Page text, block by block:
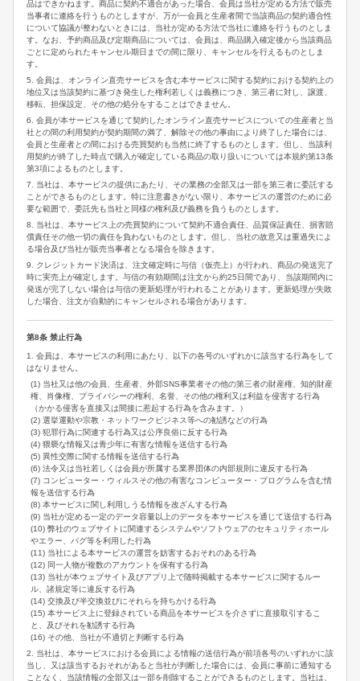
品はできかねます。商品に契約不適合があった場合、会員は当社が定める方法で販売
当事者に連絡を行うものとしますが、万が一会員と生産者間で当該商品の契約適合性
について協議が整わないときには、当社が定める方法で当社に連絡を行うものとしま
す。なお、予約商品及び定期商品については、会員は、商品購入確定後から当該商品
ごとに定められたキャンセル期日までの間に限り、キャンセルを行えるものとしま
す。
5. 会員は、オンライン直売サービスを含む本サービスに関する契約における契約上の
地位又は当該契約に基づき発生した権利若しくは義務につき、第三者に対し、譲渡、
移転、担保設定、その他の処分をすることはできません。
6. 会員が本サービスを通じて契約したオンライン直売サービスについての生産者と当
社との間の利用契約が契約期間の満了、解除その他の事由により終了した場合には、
会員と生産者との間における売買契約も当然に終了するものとします。但し、当該利
用契約が終了した時点で購入が確定している商品の取り扱いについては本規約第13条
第3項によるものとします。
7. 当社は、本サービスの提供にあたり、その業務の全部又は一部を第三者に委託する
ことができるものとします。特に注意書きがない限り、本サービスの運営のために必
要な範囲で、委託先も当社と同様の権利及び義務を負うものとします。
8. 当社は、本サービス上の売買契約について契約不適合責任、品質保証責任、損害賠
償責任その他一切の責任を負わないものとします。但し、当社の故意又は重過失によ
る場合及び当社が販売当事者となる場合を除きます。
9. クレジットカード決済は、注文確定時に与信（仮売上）が行われ、商品の発送完了
時に実売上が確定します。与信の有効期間は注文から約25日間であり、当該期間内に
発送が完了しない場合は与信の更新処理が行われることがあります。更新処理が失敗
した場合、注文が自動的にキャンセルされる場合があります。
第8条 禁止行為
1. 会員は、本サービスの利用にあたり、以下の各号のいずれかに該当する行為をして
はなりません。
(1) 当社又は他の会員、生産者、外部SNS事業者その他の第三者の財産権、知的財産
権、肖像権、プライバシーの権利、名誉、その他の権利又は利益を侵害する行為
（かかる侵害を直接又は間接に惹起する行為を含みます。）
(2) 選挙運動や宗教・ネットワークビジネス等への勧誘などの行為
(3) 犯罪行為に関連する行為又は公序良俗に反する行為
(4) 猥褻な情報又は青少年に有害な情報を送信する行為
(5) 異性交際に関する情報を送信する行為
(6) 法令又は当社若しくは会員が所属する業界団体の内部規則に違反する行為
(7) コンピューター・ウィルスその他の有害なコンピューター・プログラムを含む情
報を送信する行為
(8) 本サービスに関し利用しうる情報を改ざんする行為
(9) 当社が定める一定のデータ容量以上のデータを本サービスを通じて送信する行為
(10) 弊社のウェブサイトに関連するシステムやソフトウェアのセキュリティホール
やエラー、バグ等を利用した行為
(11) 当社による本サービスの運営を妨害するおそれのある行為
(12) 同一人物が複数のアカウントを保有する行為
(13) 当社が本ウェブサイト及びアプリ上で随時掲載する本サービスに関するルー
ル、諸規定等に違反する行為
(14) 交換及び半交換並びにそれらを持ちかける行為
(15) 本サービス上に登録されている商品を本サービスを介さずに直接取引するこ
と、及びそれを勧誘する行為
(16) その他、当社が不適切と判断する行為
2. 当社は、本サービスにおける会員による情報の送信行為が前項各号のいずれかに該
当し、又は該当するおそれがあると当社が判断した場合には、会員に事前に通知する
ことなく、当該情報の全部又は一部を削除することができるものとします。当社は、